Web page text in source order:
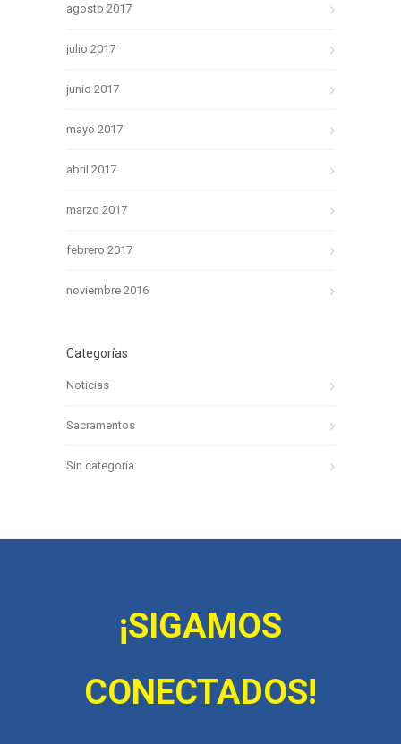
agosto 2017
julio 2017
junio 2017
mayo 2017
abril 2017
marzo 2017
febrero 2017
noviembre 2016
Categorías
Noticias
Sacramentos
Sin categoría
¡SIGAMOS
CONECTADOS!